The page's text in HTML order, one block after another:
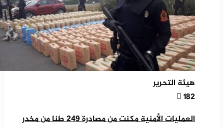
هيئة التحرير
182
العمليات الأمنية مكنت من مصادرة 249 طنا من مخدر